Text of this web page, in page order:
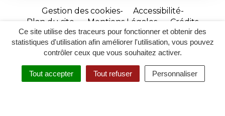
Ce site utilise des traceurs pour fonctionner et obtenir des
statistiques d'utilisation afin améliorer l'utilisation, vous pouvez
contrôler ceux que vous souhaitez activer.
Tout accepter Tout refuser Personnaliser
RECHERCHER
ACCESSIBILITÉ
Gestion des cookies
Accessibilité
Plan du site
Mentions Légales
Crédits
Site
réalisé
par
Inovagora